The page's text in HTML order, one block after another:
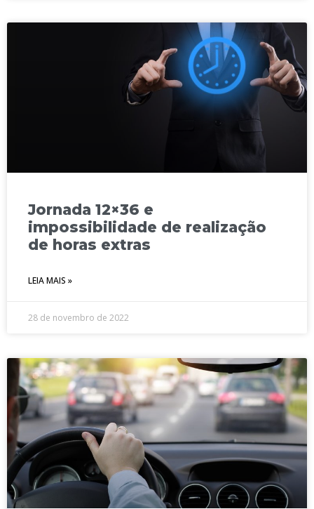
Jornada 12×36 e
impossibilidade de realização
de horas extras
LEIA MAIS »
28 de novembro de 2022